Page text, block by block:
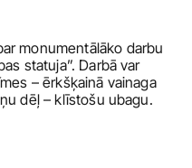
monumentālāko darbu
statuja”. Darbā var
– ērkšķainā vainaga
dēļ – klīstošu ubagu.